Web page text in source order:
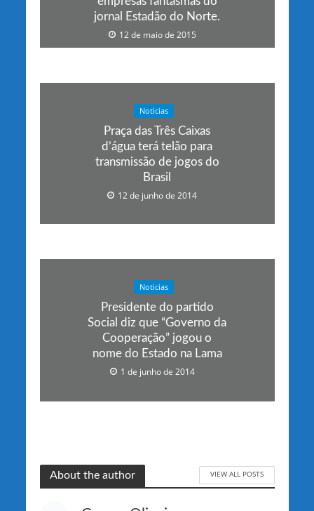
jornal Estadão do Norte.
12 de maio de 2015
Noticias
Praça das Três Caixas
d’água terá telão para
transmissão de jogos do
Brasil
12 de junho de 2014
Noticias
Presidente do partido
Social diz que “Governo da
Cooperação” jogou o
nome do Estado na Lama
1 de junho de 2014
About the author VIEW ALL POSTS